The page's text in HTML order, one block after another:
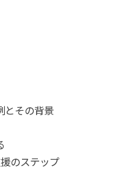
とその背景
のステップ